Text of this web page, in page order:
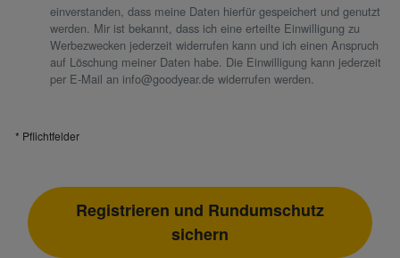
einverstanden, dass meine Daten hierfür gespeichert und genutzt
werden. Mir ist bekannt, dass ich eine erteilte Einwilligung zu
Werbezwecken jederzeit widerrufen kann und ich einen Anspruch
auf Löschung meiner Daten habe. Die Einwilligung kann jederzeit
per E-Mail an info@goodyear.de widerrufen werden.
* Pflichtfelder
Registrieren und Rundumschutz
sichern